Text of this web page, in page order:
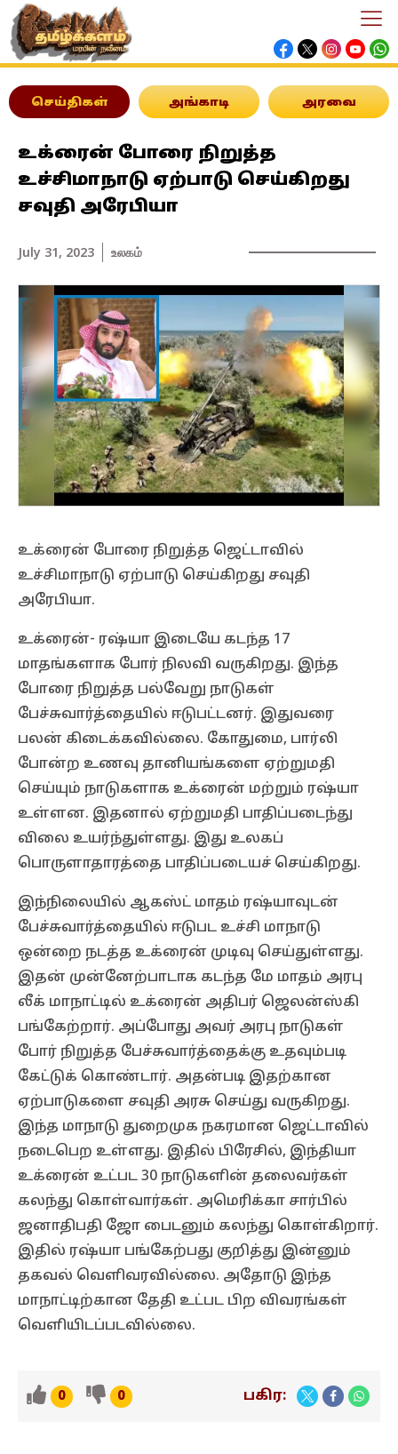
செய்திகள் அங்காடி அரவை
உக்ரைன் போரை நிறுத்த
உச்சிமாநாடு ஏற்பாடு செய்கிறது
சவுதி அரேபியா
July 31, 2023 உலகம்
உக்ரைன் போரை நிறுத்த ஜெட்டாவில்
உச்சிமாநாடு ஏற்பாடு செய்கிறது சவுதி
அரேபியா.
உக்ரைன்- ரஷ்யா இடையே கடந்த 17
மாதங்களாக போர் நிலவி வருகிறது. இந்த
போரை நிறுத்த பல்வேறு நாடுகள்
பேச்சுவார்த்தையில் ஈடுபட்டனர். இதுவரை
பலன் கிடைக்கவில்லை. கோதுமை, பார்லி
போன்ற உணவு தானியங்களை ஏற்றுமதி
செய்யும் நாடுகளாக உக்ரைன் மற்றும் ரஷ்யா
உள்ளன. இதனால் ஏற்றுமதி பாதிப்படைந்து
விலை உயர்ந்துள்ளது. இது உலகப்
பொருளாதாரத்தை பாதிப்படையச் செய்கிறது.
இந்நிலையில் ஆகஸ்ட் மாதம் ரஷ்யாவுடன்
பேச்சுவார்த்தையில் ஈடுபட உச்சி மாநாடு
ஒன்றை நடத்த உக்ரைன் முடிவு செய்துள்ளது.
இதன் முன்னேற்பாடாக கடந்த மே மாதம் அரபு
லீக் மாநாட்டில் உக்ரைன் அதிபர் ஜெலன்ஸ்கி
பங்கேற்றார். அப்போது அவர் அரபு நாடுகள்
போர் நிறுத்த பேச்சுவார்த்தைக்கு உதவும்படி
கேட்டுக் கொண்டார். அதன்படி இதற்கான
ஏற்பாடுகளை சவுதி அரசு செய்து வருகிறது.
இந்த மாநாடு துறைமுக நகரமான ஜெட்டாவில்
நடைபெற உள்ளது. இதில் பிரேசில், இந்தியா
உக்ரைன் உட்பட 30 நாடுகளின் தலைவர்கள்
கலந்து கொள்வார்கள். அமெரிக்கா சார்பில்
ஜனாதிபதி ஜோ பைடனும் கலந்து கொள்கிறார்.
இதில் ரஷ்யா பங்கேற்பது குறித்து இன்னும்
தகவல் வெளிவரவில்லை. அதோடு இந்த
மாநாட்டிற்கான தேதி உட்பட பிற விவரங்கள்
வெளியிடப்படவில்லை.
0 0 பகிர: